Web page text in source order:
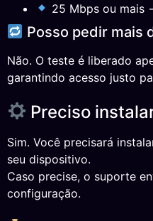
25 Mbps ou mais
Posso pedir mais
Não. O teste é liberado
garantindo acesso justo
Preciso
Sim. Você precisará
seu dispositivo.
Caso precise, o suporte
configuração.